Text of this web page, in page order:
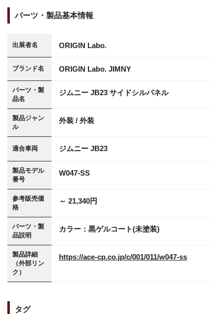
パーツ・製品基本情報
出展者名 ORIGIN Labo.
ブランド名 ORIGIN Labo. JIMNY
パーツ・製
品名
ジムニー JB23 サイドシルパネル
製品ジャン
ル
外装 / 外装
適合車両 ジムニー JB23
製品モデル
番号
W047-SS
参考販売価
格
～ 21,340円
パーツ・製
品説明
カラー：黒ゲルコート(未塗装)
製品詳細
（外部リン
ク）
https://ace-cp.co.jp/c/001/011/w047-ss
タグ